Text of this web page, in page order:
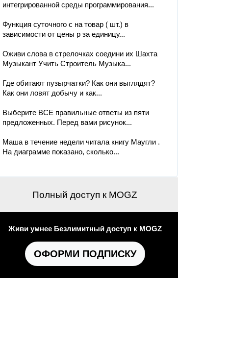
интегрированной среды программирования...
Функция суточного с на товар ( шт.) в
зависимости от цены p за единицу...
Оживи слова в стрелочках соедини их Шахта
Музыкант Учить Строитель Музыка...
Где обитают пузырчатки? Как они выглядят?
Как они ловят добычу и как...
Выберите ВСЕ правильные ответы из пяти
предложенных. Перед вами рисунок...
Маша в течение недели читала книгу Маугли .
На диаграмме показано, сколько...
Полный доступ к MOGZ
Живи умнее Безлимитный доступ к MOGZ
ОФОРМИ ПОДПИСКУ